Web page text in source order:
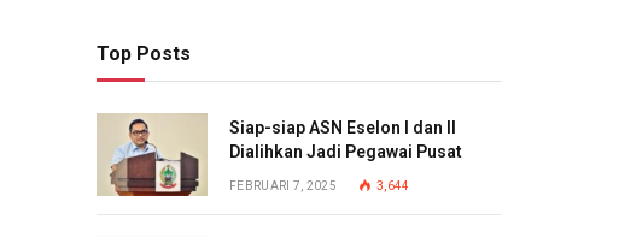
Top Posts
Siap-siap ASN Eselon I dan II
Dialihkan Jadi Pegawai Pusat
FEBRUARI 7, 2025 3,644